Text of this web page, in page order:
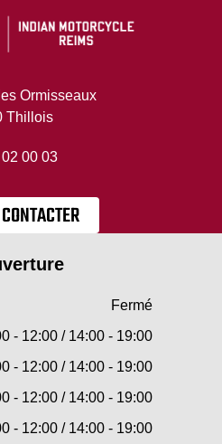
Ormisseaux
Thillois
00 03
Fermé
- 12:00 / 14:00 - 19:00
- 12:00 / 14:00 - 19:00
- 12:00 / 14:00 - 19:00
- 12:00 / 14:00 - 19:00